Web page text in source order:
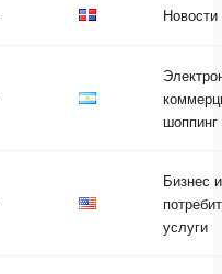
шоппинг
Бизнес и
услуги